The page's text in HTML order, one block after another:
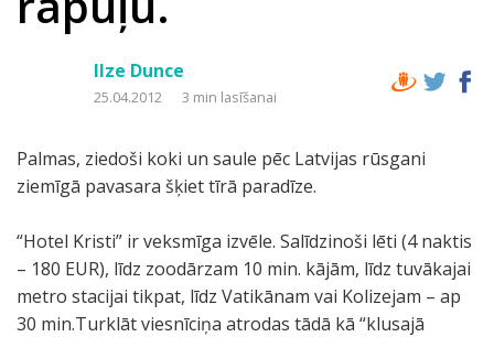
Ilze Dunce
25.04.2012 3 min lasīšanai
Palmas, ziedoši koki un saule pēc Latvijas rūsgani
ziemīgā pavasara šķiet tīrā paradīze.
“Hotel Kristi” ir veksmīga izvēle. Salīdzinoši lēti (4 naktis
– 180 EUR), līdz zoodārzam 10 min. kājām, līdz tuvākajai
metro stacijai tikpat, līdz Vatikānam vai Kolizejam – ap
30 min.Turklāt viesnīciņa atrodas tādā kā “klusajā